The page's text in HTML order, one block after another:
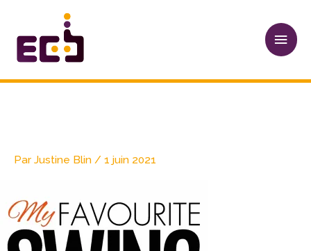
contenu
Par Justine Blin / 1 juin 2021